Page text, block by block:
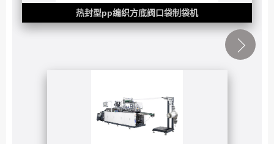
热封型pp编织方底阀口袋制袋机